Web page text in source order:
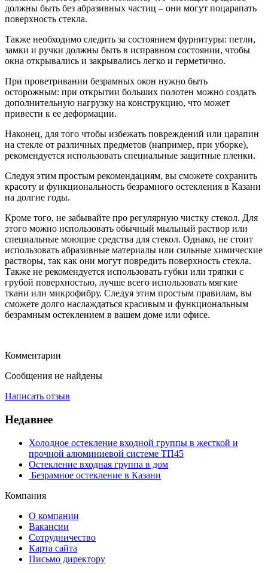
должны быть без абразивных частиц – они могут поцарапать
поверхность стекла.
Также необходимо следить за состоянием фурнитуры: петли,
замки и ручки должны быть в исправном состоянии, чтобы
окна открывались и закрывались легко и герметично.
При проветривании безрамных окон нужно быть
осторожным: при открытии больших полотен можно создать
дополнительную нагрузку на конструкцию, что может
привести к ее деформации.
Наконец, для того чтобы избежать повреждений или царапин
на стекле от различных предметов (например, при уборке),
рекомендуется использовать специальные защитные пленки.
Следуя этим простым рекомендациям, вы сможете сохранить
красоту и функциональность безрамного остекления в Казани
на долгие годы.
Кроме того, не забывайте про регулярную чистку стекол. Для
этого можно использовать обычный мыльный раствор или
специальные моющие средства для стекол. Однако, не стоит
использовать абразивные материалы или сильные химические
растворы, так как они могут повредить поверхность стекла.
Также не рекомендуется использовать губки или тряпки с
грубой поверхностью, лучше всего использовать мягкие
ткани или микрофибру. Следуя этим простым правилам, вы
сможете долго наслаждаться красивым и функциональным
безрамным остеклением в вашем доме или офисе.
Комментарии
Сообщения не найдены
Написать отзыв
Недавнее
Холодное остекление входной группы в жесткой и
прочной алюминиевой системе ТП45
Остекление входная группа в дом
​ Безрамное остекление в Казани
Компания
О компании
Вакансии
Сотрудничество
Карта сайта
Письмо директору